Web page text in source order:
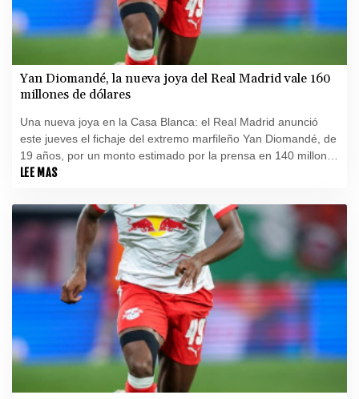
Yan Diomandé, la nueva joya del Real Madrid vale 160
millones de dólares
Una nueva joya en la Casa Blanca: el Real Madrid anunció
este jueves el fichaje del extremo marfileño Yan Diomandé, de
19 años, por un monto estimado por la prensa en 140 millones
de euros (160 millones de dólares), lo que lo convertiría en el
LEE MAS